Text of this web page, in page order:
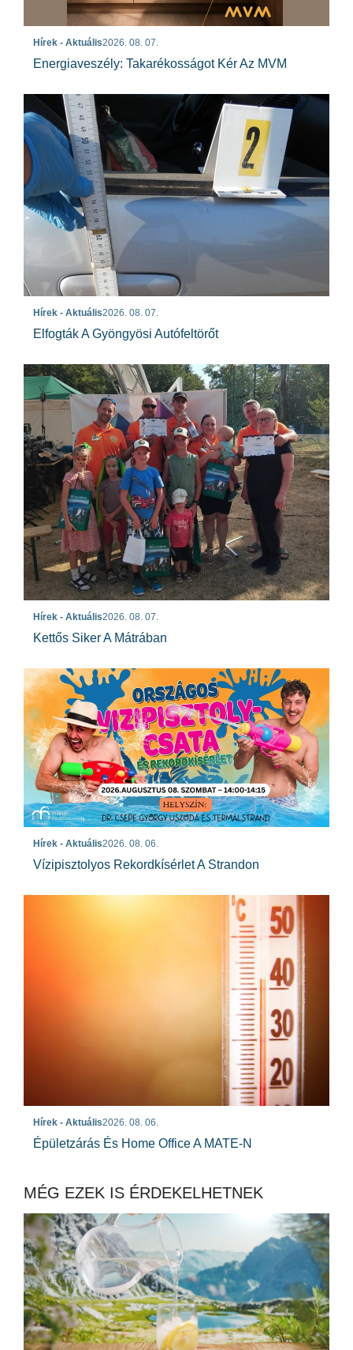
Hírek - Aktuális2026. 08. 07.
Energiaveszély: Takarékosságot Kér Az MVM
Hírek - Aktuális2026. 08. 07.
Elfogták A Gyöngyösi Autófeltörőt
Hírek - Aktuális2026. 08. 07.
Kettős Siker A Mátrában
Hírek - Aktuális2026. 08. 06.
Vízipisztolyos Rekordkísérlet A Strandon
Hírek - Aktuális2026. 08. 06.
Épületzárás És Home Office A MATE-N
MÉG EZEK IS ÉRDEKELHETNEK